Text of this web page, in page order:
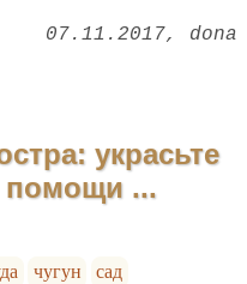
07.11.2017 dona
украсьте
помощи ...
чугун сад